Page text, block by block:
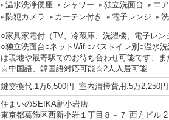
温水洗浄便座
シャワー 独立洗面台 エ
防犯カメラ
カーテン付き 電子レンジ
○家具家電付（TV、冷蔵庫、洗濯機、電子レ
○独立洗面台○ネットWifi○バストイレ別○温水
は現地や最寄駅でのお待ち合わせ可能です、
☆中国語、韓国語対応可能☆2人入居可能
鍵交換代:1万6,500円 室内清掃費用:5万2,250
住まいのSEIKA新小岩店
東京都葛飾区西新小岩１丁目８－７ 西方ビル 2